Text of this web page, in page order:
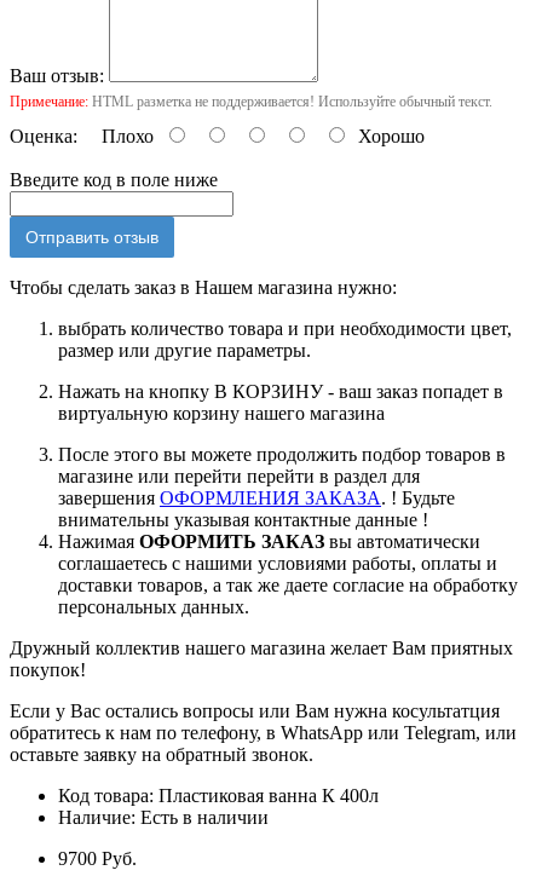
Ваш отзыв:
Примечание: HTML разметка не поддерживается! Используйте обычный текст.
Оценка: Плохо Хорошо
Введите код в поле ниже
Отправить отзыв
Чтобы сделать заказ в Нашем магазина нужно:
выбрать количество товара и при необходимости цвет,
размер или другие параметры.
Нажать на кнопку В КОРЗИНУ - ваш заказ попадет в
виртуальную корзину нашего магазина
После этого вы можете продолжить подбор товаров в
магазине или перейти перейти в раздел для
завершения ОФОРМЛЕНИЯ ЗАКАЗА. ! Будьте
внимательны указывая контактные данные !
Нажимая ОФОРМИТЬ ЗАКАЗ вы автоматически
соглашаетесь с нашими условиями работы, оплаты и
доставки товаров, а так же даете согласие на обработку
персональных данных.
Дружный коллектив нашего магазина желает Вам приятных
покупок!
Если у Вас остались вопросы или Вам нужна косультатция
обратитесь к нам по телефону, в WhatsApp или Telegram, или
оставьте заявку на обратный звонок.
Код товара: Пластиковая ванна К 400л
Наличие: Есть в наличии
9700 Pуб.